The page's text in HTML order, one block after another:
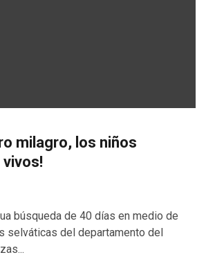
milagro, los niños
búsqueda de 40 días en medio de
selváticas del departamento del